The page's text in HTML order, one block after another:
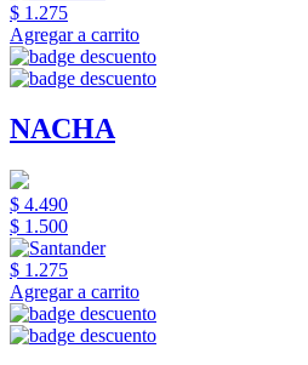
$ 1.275
Agregar a carrito
NACHA
$ 4.490
$ 1.500
$ 1.275
Agregar a carrito